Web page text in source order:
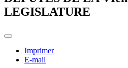
LEGISLATURE
Imprimer
E-mail